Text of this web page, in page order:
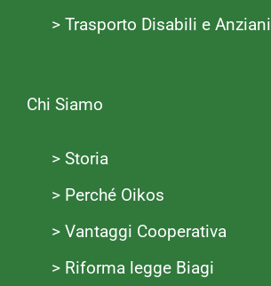
> Trasporto Disabili e Anziani
Chi Siamo
> Storia
> Perché Oikos
> Vantaggi Cooperativa
> Riforma legge Biagi